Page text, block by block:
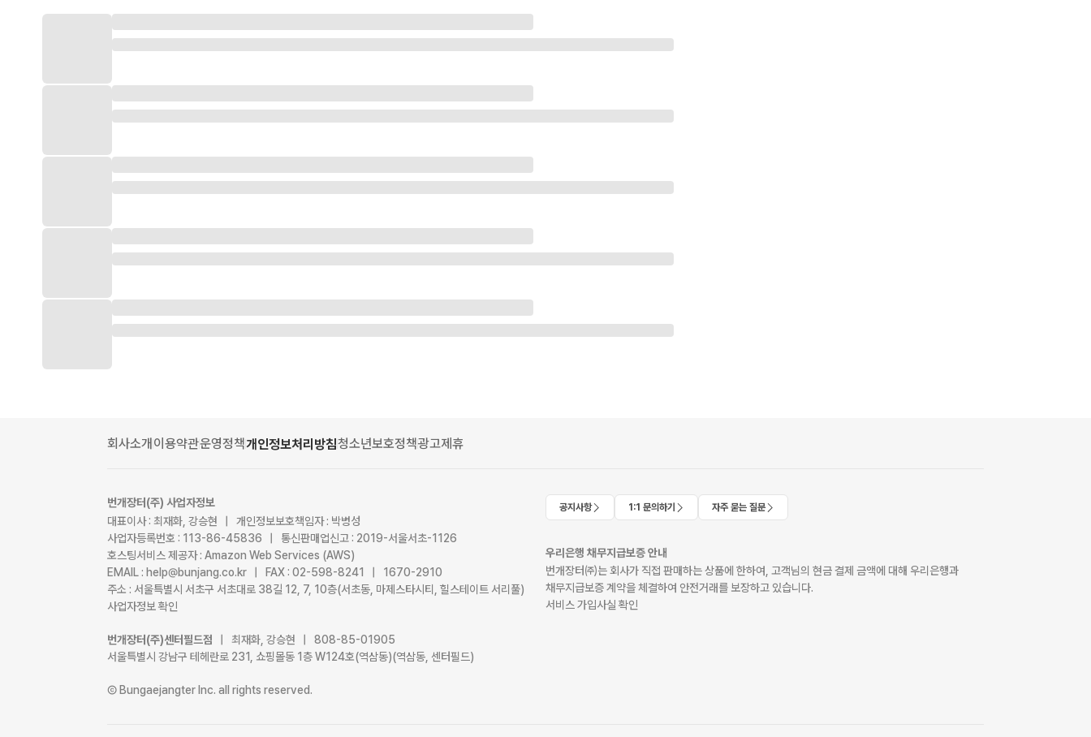
회사소개이용약관운영정책개인정보처리방침청소년보호정책광고제휴
번개장터(주) 사업자정보
대표이사 : 최재화, 강승현 | 개인정보보호책임자 : 박병성
사업자등록번호 : 113-86-45836 | 통신판매업신고 : 2019-서울서초-1126
호스팅서비스 제공자 : Amazon Web Services (AWS)
EMAIL : help@bunjang.co.kr | FAX : 02-598-8241 | 1670-2910
주소 : 서울특별시 서초구 서초대로 38길 12, 7, 10층(서초동, 마제스타시티, 힐스테이트 서리풀)
사업자정보 확인
번개장터(주)센터필드점
| 최재화, 강승현 | 808-85-01905
서울특별시 강남구 테헤란로 231, 쇼핑몰동 1층 W124호(역삼동)(역삼동, 센터필드)
Ⓒ Bungaejangter Inc. all rights reserved.
공지사항 1:1 문의하기 자주 묻는 질문
우리은행 채무지급보증 안내
번개장터㈜는 회사가 직접 판매하는 상품에 한하여, 고객님의 현금 결제 금액에 대해 우리은행과
채무지급보증 계약을 체결하여 안전거래를 보장하고 있습니다.
서비스 가입사실 확인